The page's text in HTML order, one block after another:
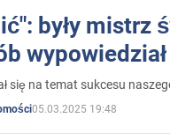
były mistrz
się na temat sukcesu
05.03.2025 19:48